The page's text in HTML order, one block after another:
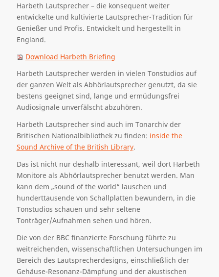
Harbeth Lautsprecher – die konsequent weiter
entwickelte und kultivierte Lautsprecher-Tradition für
Genießer und Profis. Entwickelt und hergestellt in
England.
Download Harbeth Briefing
Harbeth Lautsprecher werden in vielen Tonstudios auf
der ganzen Welt als Abhörlautsprecher genutzt, da sie
bestens geeignet sind, lange und ermüdungsfrei
Audiosignale unverfälscht abzuhören.
Harbeth Lautsprecher sind auch im Tonarchiv der
Britischen Nationalbibliothek zu finden: inside the
Sound Archive of the British Library.
Das ist nicht nur deshalb interessant, weil dort Harbeth
Monitore als Abhörlautsprecher benutzt werden. Man
kann dem „sound of the world“ lauschen und
hunderttausende von Schallplatten bewundern, in die
Tonstudios schauen und sehr seltene
Tonträger/Aufnahmen sehen und hören.
Die von der BBC finanzierte Forschung führte zu
weitreichenden, wissenschaftlichen Untersuchungen im
Bereich des Lautsprecherdesigns, einschließlich der
Gehäuse-Resonanz-Dämpfung und der akustischen